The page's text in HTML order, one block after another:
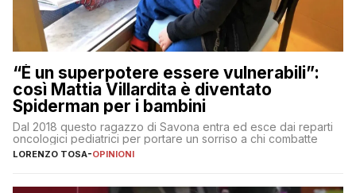
“È un superpotere essere vulnerabili”:
così Mattia Villardita è diventato
Spiderman per i bambini
Dal 2018 questo ragazzo di Savona entra ed esce dai reparti
oncologici pediatrici per portare un sorriso a chi combatte
LORENZO TOSA-OPINIONI